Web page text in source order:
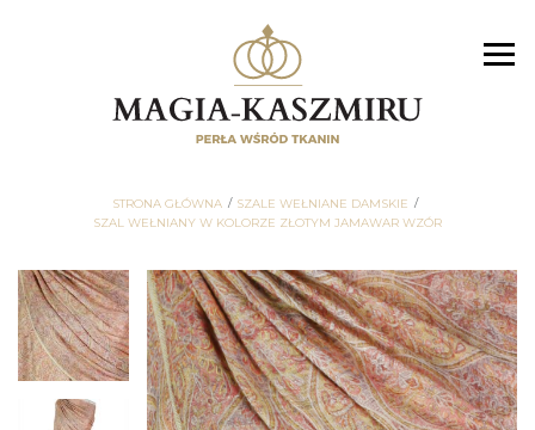
STRONA GŁÓWNA
SZALE WEŁNIANE DAMSKIE
SZAL WEŁNIANY W KOLORZE ZŁOTYM JAMAWAR WZÓR